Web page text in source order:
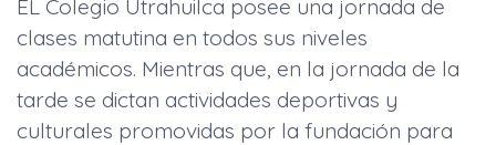
EL Colegio Utrahuilca posee una jornada de
clases matutina en todos sus niveles
académicos. Mientras que, en la jornada de la
tarde se dictan actividades deportivas y
culturales promovidas por la fundación para